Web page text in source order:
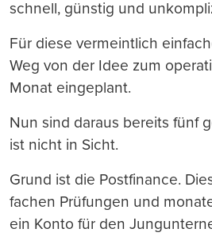
schnell, günstig und
Für diese vermeintlich
Weg von der Idee zum
Monat eingeplant.
Nun sind daraus bereits fünf
ist nicht in Sicht.
Grund ist die Postfinance.
fachen Prüfungen und
ein Konto für den